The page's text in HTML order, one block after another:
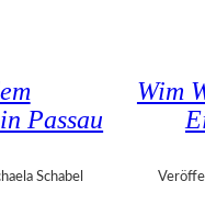
L
E
Passau
Schabel
Wim